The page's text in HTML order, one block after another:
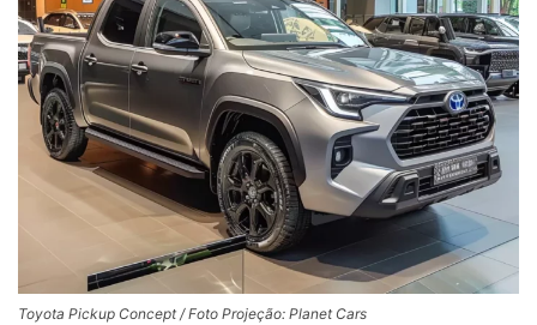
Toyota Pickup Concept / Foto Projeção: Planet Cars